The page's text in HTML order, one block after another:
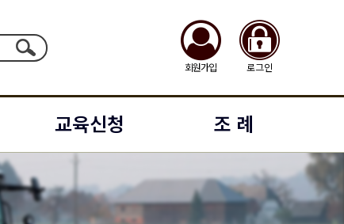
회원가입 로그인
교육신청 조 례